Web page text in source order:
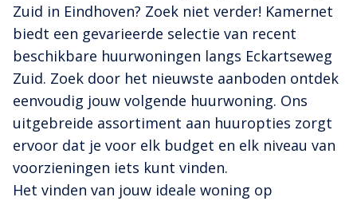
Zuid in Eindhoven? Zoek niet verder! Kamernet
biedt een gevarieerde selectie van recent
beschikbare huurwoningen langs Eckartseweg
Zuid. Zoek door het nieuwste aanboden ontdek
eenvoudig jouw volgende huurwoning. Ons
uitgebreide assortiment aan huuropties zorgt
ervoor dat je voor elk budget en elk niveau van
voorzieningen iets kunt vinden.
Het vinden van jouw ideale woning op